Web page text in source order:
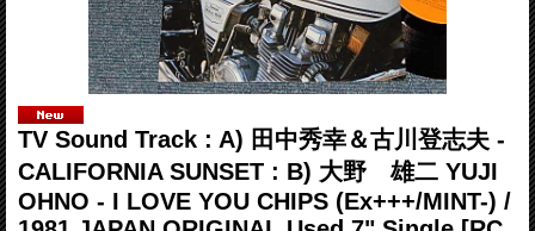
TV Sound Track : A) 田中秀幸＆古川登志夫 -
CALIFORNIA SUNSET : B) 大野 雄二 YUJI
OHNO - I LOVE YOU CHIPS (Ex+++/MINT-) /